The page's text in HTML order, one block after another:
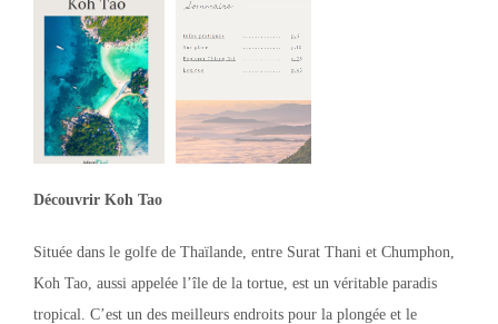
Découvrir Koh Tao
Située dans le golfe de Thaïlande, entre Surat Thani et Chumphon,
Koh Tao, aussi appelée l’île de la tortue, est un véritable paradis
tropical. C’est un des meilleurs endroits pour la plongée et le